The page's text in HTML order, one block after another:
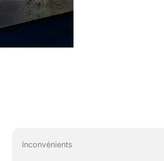
Inconvénients